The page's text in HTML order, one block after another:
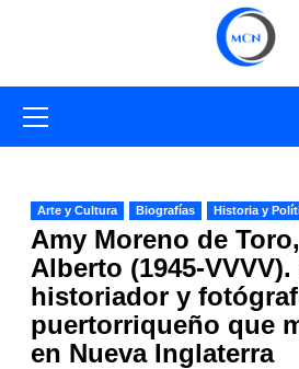
primario
Arte y Cultura Biografías Historia y
Amy Moreno de
Alberto (1945-
historiador y
puertorriqueño que
en Nueva Inglaterra